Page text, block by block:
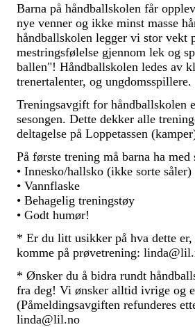
Barna på håndballskolen får
nye venner og ikke minst masse
håndballskolen legger vi stor vekt
mestringsfølelse gjennom lek og
ballen"! Håndballskolen ledes av
trenertalenter, og ungdomsspillere.
Treningsavgift for håndballskolen
sesongen. Dette dekker alle
deltagelse på Loppetassen
På første trening må barna ha med
• Innesko/hallsko (ikke sorte såler)
• Vannflaske
• Behagelig treningstøy
• Godt humør!
* Er du litt usikker på hva dette er,
komme på prøvetrening:
* Ønsker du å bidra rundt
fra deg! Vi ønsker alltid ivrige og
(Påmeldingsavgiften refunderes
linda@lil.no